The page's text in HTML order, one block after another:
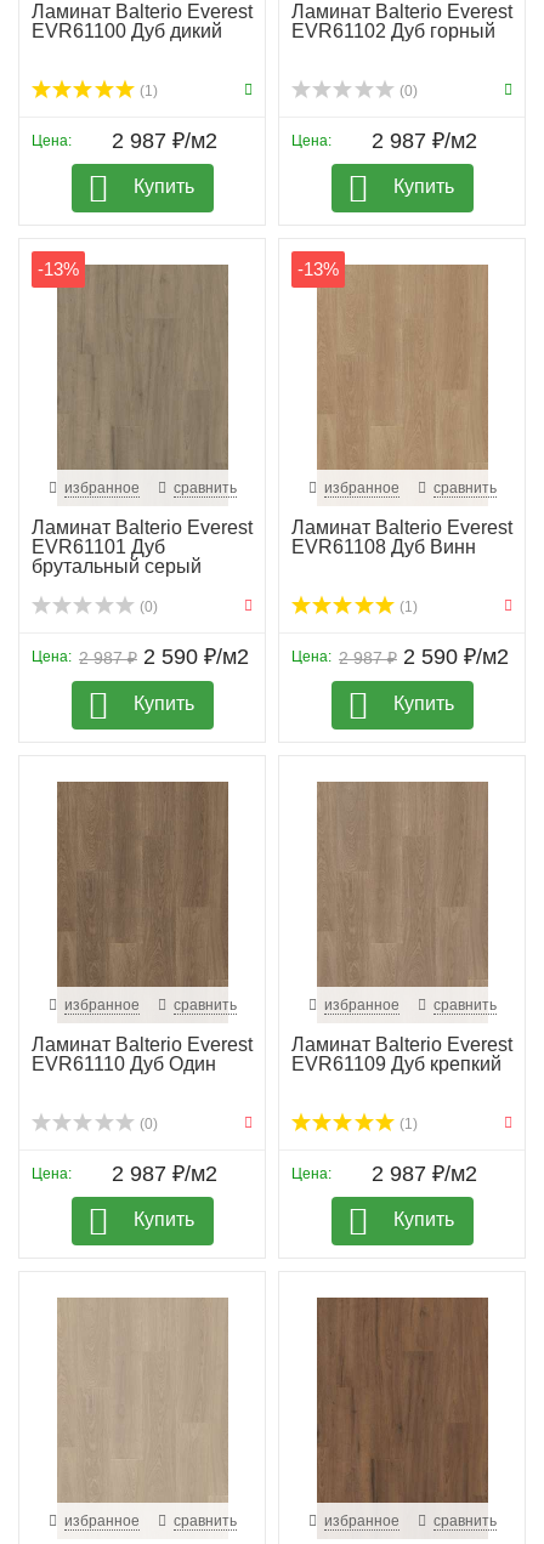
Ламинат Balterio Everest
EVR61100 Дуб дикий
(1)
Цена: 2 987 ₽/м2
Купить
Ламинат Balterio Everest
EVR61102 Дуб горный
(0)
Цена: 2 987 ₽/м2
Купить
-13%
избранное сравнить
Ламинат Balterio Everest
EVR61101 Дуб
брутальный серый
(0)
2 987 ₽
Цена: 2 590 ₽/м2
Купить
-13%
избранное сравнить
Ламинат Balterio Everest
EVR61108 Дуб Винн
(1)
2 987 ₽
Цена: 2 590 ₽/м2
Купить
избранное сравнить
Ламинат Balterio Everest
EVR61110 Дуб Один
(0)
Цена: 2 987 ₽/м2
Купить
избранное сравнить
Ламинат Balterio Everest
EVR61109 Дуб крепкий
(1)
Цена: 2 987 ₽/м2
Купить
избранное сравнить избранное сравнить